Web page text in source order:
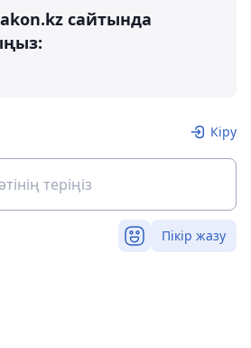
сайтында
Кіру
Пікір жазу